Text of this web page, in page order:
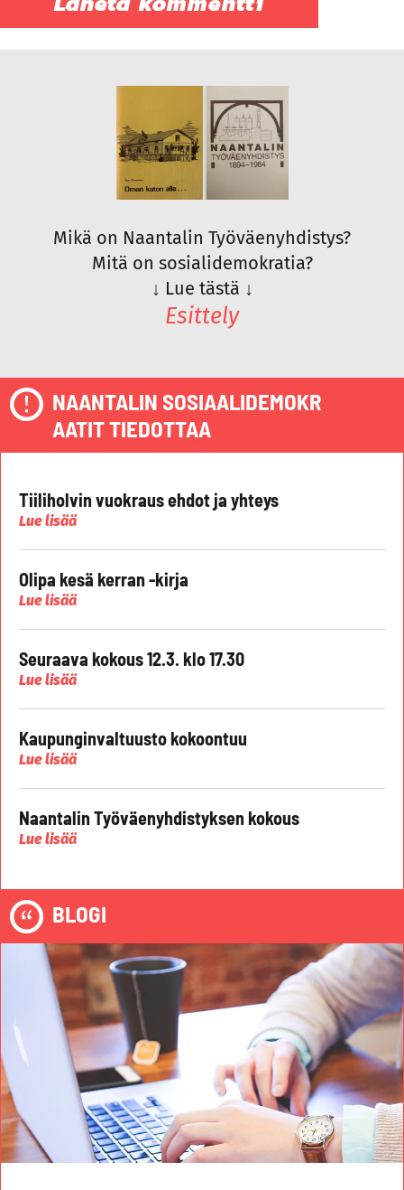
Mikä on Naantalin Työväenyhdistys?
Mitä on sosialidemokratia?
↓ Lue tästä ↓
Esittely
NAANTALIN SOSIAALIDEMOKR
AATIT TIEDOTTAA
Tiiliholvin vuokraus ehdot ja yhteys
Lue lisää
Olipa kesä kerran -kirja
Lue lisää
Seuraava kokous 12.3. klo 17.30
Lue lisää
Kaupunginvaltuusto kokoontuu
Lue lisää
Naantalin Työväenyhdistyksen kokous
Lue lisää
BLOGI